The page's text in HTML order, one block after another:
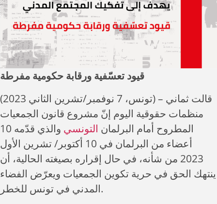
قيود تعسّفية ورقابة حكومية مفرطة
(تونس، 7 نوفمبر/تشرين الثاني 2023) – قالت ثماني
منظمات حقوقية اليوم إنّ مشروع قانون الجمعيات
المطروح أمام البرلمان التونسي
والذي قدّمه 10
أعضاء من البرلمان في 10 أكتوبر/ تشرين الأول
2023 من شأنه، في حال إقراره بصيغته الحالية، أن
ينتهك الحق في حرية تكوين الجمعيات ويعرّض الفضاء
المدني في تونس للخطر.